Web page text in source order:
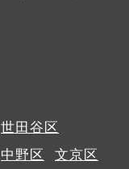
世田谷区
中野区
文京区